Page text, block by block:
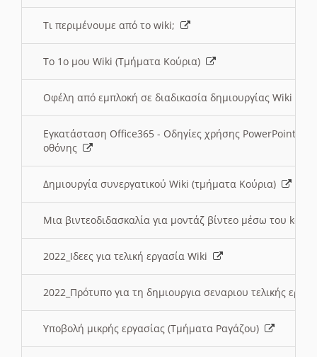
Τι περιμένουμε από το wiki;
Το 1ο μου Wiki (Τμήματα Κούρια)
Οφέλη από εμπλοκή σε διαδικασία δημιουργίας Wiki
Εγκατάσταση Office365 - Οδηγίες χρήσης PowerPoint
οθόνης
Δημιουργία συνεργατικού Wiki (τμήματα Κούρια)
Μια βιντεοδιδασκαλία για μοντάζ βίντεο μέσω του
2022_Ιδεες για τελική εργασία Wiki
2022_Πρότυπο για τη δημιουργια σεναριου τελικής
Υποβολή μικρής εργασίας (Τμήματα Ραγάζου)